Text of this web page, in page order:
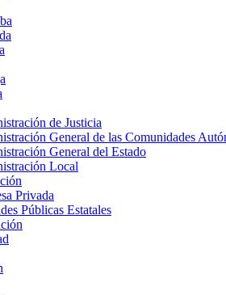
de Justicia
General de las Comunidades
General del Estado
Local
Privada
Públicas Estatales